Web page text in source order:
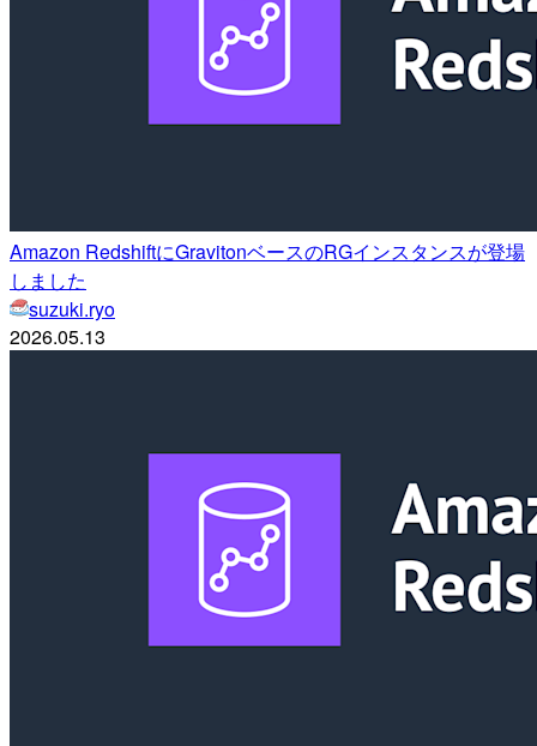
Amazon RedshiftにGravitonベースのRGインスタンスが登場
しました
suzuki.ryo
2026.05.13